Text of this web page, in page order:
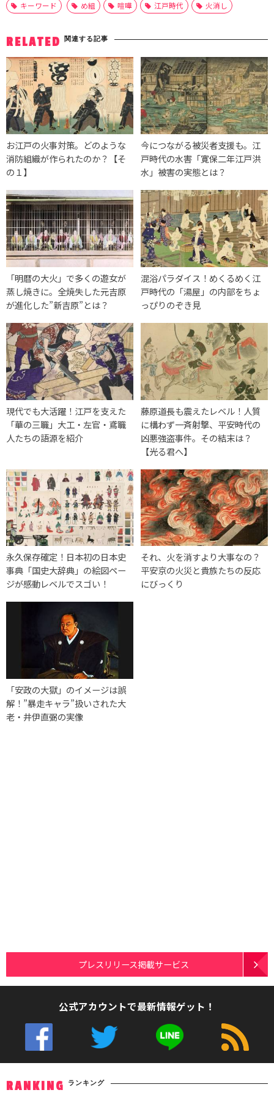
キーワード め組 喧嘩 江戸時代 火消し
RELATED 関連する記事
お江戸の火事対策。どのような
消防組織が作られたのか？【そ
の１】
今につながる被災者支援も。江
戸時代の水害「寛保二年江戸洪
水」被害の実態とは？
「明暦の大火」で多くの遊女が
蒸し焼きに。全焼失した元吉原
が進化した”新吉原”とは？
混浴パラダイス！めくるめく江
戸時代の「湯屋」の内部をちょ
っぴりのぞき見
現代でも大活躍！江戸を支えた
「華の三職」大工・左官・鳶職
人たちの語源を紹介
藤原道長も震えたレベル！人質
に構わず一斉射撃、平安時代の
凶悪強盗事件。その結末は？
【光る君へ】
永久保存確定！日本初の日本史
事典「国史大辞典」の絵図ペー
ジが感動レベルでスゴい！
それ、火を消すより大事なの？
平安京の火災と貴族たちの反応
にびっくり
「安政の大獄」のイメージは誤
解！”暴走キャラ”扱いされた大
老・井伊直弼の実像
プレスリリース掲載サービス
公式アカウントで最新情報ゲット！
RANKING ランキング